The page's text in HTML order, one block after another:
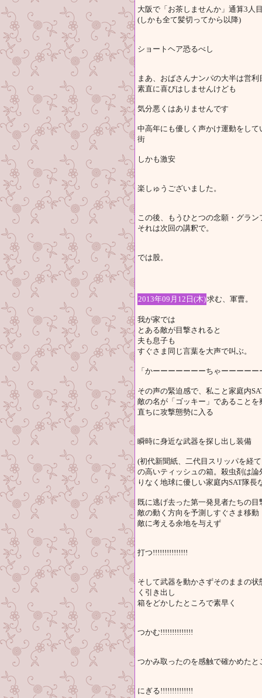
大阪で「お茶しませんか」通算3人
(しかも全て髪切ってから以降)
ショートヘア恐るべし
まあ、おばさんナンパの大半は営
素直に喜びはしませんけども
気分悪くはありませんです
中高年にも優しく声かけ運動をし
街
しかも激安
楽しゅうございました。
この後、もうひとつの念願・グラ
それは次回の講釈で。
では股。
2013年09月12日(木)求む、軍曹。
我が家では
とある敵が目撃されると
夫も息子も
すぐさま同じ言葉を大声で叫ぶ。
「かーーーーーーーちゃーーーー
その声の緊迫感で、私こと家庭内
敵の名が「ゴッキー」であることを
直ちに攻撃態勢に入る
瞬時に身近な武器を探し出し装備
(初代新聞紙、二代目スリッパを経
の高いティッシュの箱。殺虫剤は
りなく地球に優しい家庭内SAT隊長
既に逃げ去った第一発見者たちの
敵の動く方向を予測しすぐさま移動
敵に考える余地を与えず
打つ!!!!!!!!!!!!!!!
そして武器を動かさずそのままの
く引き出し
箱をどかしたところで素早く
つかむ!!!!!!!!!!!!!!
つかみ取ったのを感触で確かめたと
にぎる!!!!!!!!!!!!!!